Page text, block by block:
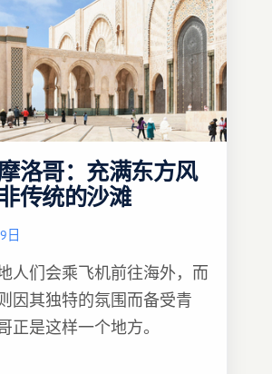
洛哥：充满东方风
传统的沙滩
日
人们会乘飞机前往海外，而
因其独特的氛围而备受青
正是这样一个地方。